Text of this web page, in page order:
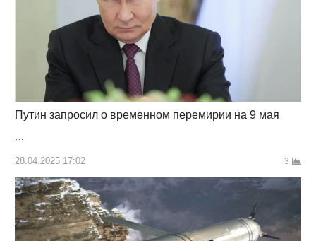
Путин запросил о временном перемирии на 9 мая
…
28.04.2025 17:02 3